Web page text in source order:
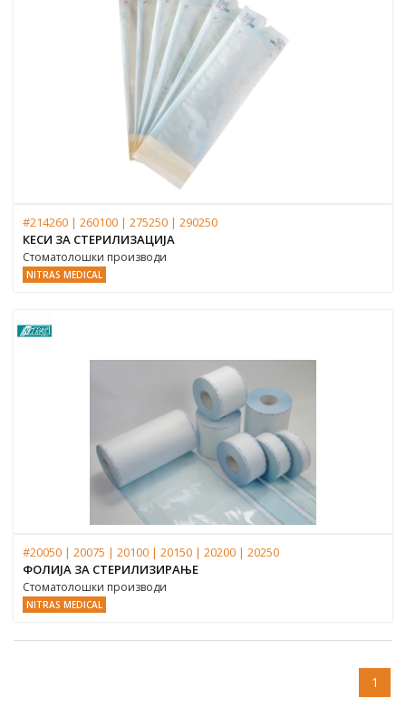
#214260 | 260100 | 275250 | 290250
КЕСИ ЗА СТЕРИЛИЗАЦИЈА
Стоматолошки производи
NITRAS MEDICAL
#20050 | 20075 | 20100 | 20150 | 20200 | 20250
ФОЛИЈА ЗА СТЕРИЛИЗИРАЊЕ
Стоматолошки производи
NITRAS MEDICAL
1